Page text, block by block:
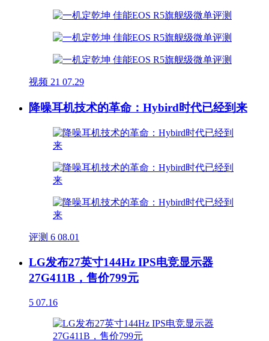
视频 21 07.29
降噪耳机技术的革命：Hybird时代已经到来
评测 6 08.01
LG发布27英寸144Hz IPS电竞显示器
27G411B，售价799元
5 07.16